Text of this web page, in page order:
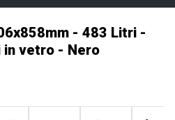
- 483 Litri -
vetro - Nero